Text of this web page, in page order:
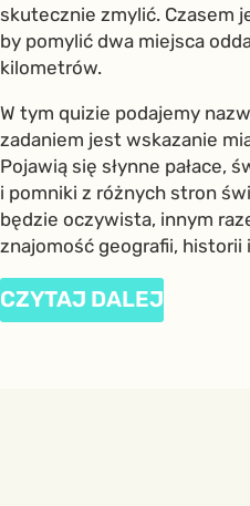
skutecznie zmylić. Czasem
by pomylić dwa miejsca
kilometrów.
W tym quizie podajemy
zadaniem jest wskazanie
Pojawią się słynne pałace,
i pomniki z różnych stron
będzie oczywista, innym
znajomość geografii, historii
CZYTAJ DALEJ